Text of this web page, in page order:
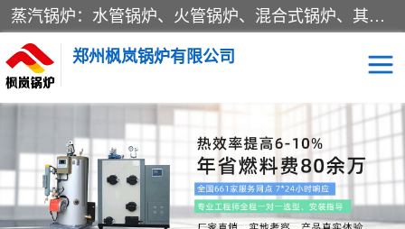
蒸汽锅炉：水管锅炉、火管锅炉、混合式锅炉、其他蒸汽锅炉； 热水锅炉：家用型集中供暖用热水锅炉、其他热水锅炉； 有机热载体锅炉； 船用蒸汽锅炉； （锅炉用辅助设备及装置）蒸汽冷凝器：表面冷凝器、混合式冷凝器、空冷式冷凝器、其他蒸汽冷凝器； 锅炉用辅助设备：节热器、蒸汽收集器、蓄能器、烟垢清除器、气体回收器、泥渣刮除器、空气预热器、其他锅炉用辅助设备；
郑州枫岚锅炉有限公司